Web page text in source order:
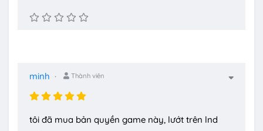
minh Thành viên
tôi đã mua bản quyền game này, lướt trên lnd